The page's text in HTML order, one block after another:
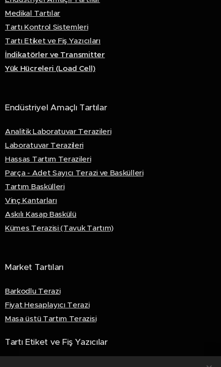
Medikal Tartılar
Tartı Kontrol Sistemleri
Tartı Etiket ve Fiş Yazıcıları
İndikatörler ve Transmitter
Yük Hücreleri (Load Cell)
Endüstriyel Amaçlı Tartılar
Analitik Laboratuvar Terazileri
Laboratuvar Terazileri
Hassas Tartım Terazileri
Parça - Adet Sayıcı Terazi ve Baskülleri
Tartım Baskülleri
Vinç Kantarları
Askılı Kasap Baskülü
Kümes Terazisi (Tavuk Tartım)
Market Tartıları
Barkodlu Terazi
Fiyat Hesaplayıcı Terazi
Masa üstü Tartım Terazisi
Tartı Etiket ve Fiş Yazıcılar